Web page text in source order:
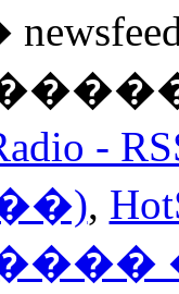
Radio
,